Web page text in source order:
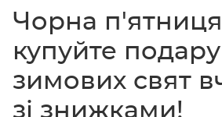
Чорна п'ятниця
купуйте
зимових свят
зі знижками!